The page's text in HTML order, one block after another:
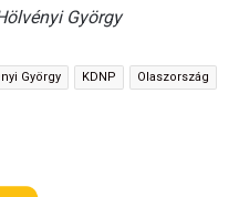
György
György KDNP Olaszország